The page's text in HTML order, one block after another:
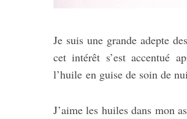
Je suis une grande adepte
cet intérêt s’est accentué
l’huile en guise de soin de
J’aime les huiles dans mon